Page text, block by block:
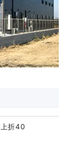
折40